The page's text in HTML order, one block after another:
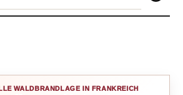
WALDBRANDLAGE IN FRANKREICH